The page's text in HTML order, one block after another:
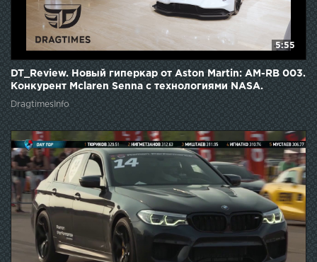
5:55
DT_Review. Новый гиперкар от Aston Martin: AM-RB 003.
Конкурент Mclaren Senna с технологиями NASA.
DragtimesInfo